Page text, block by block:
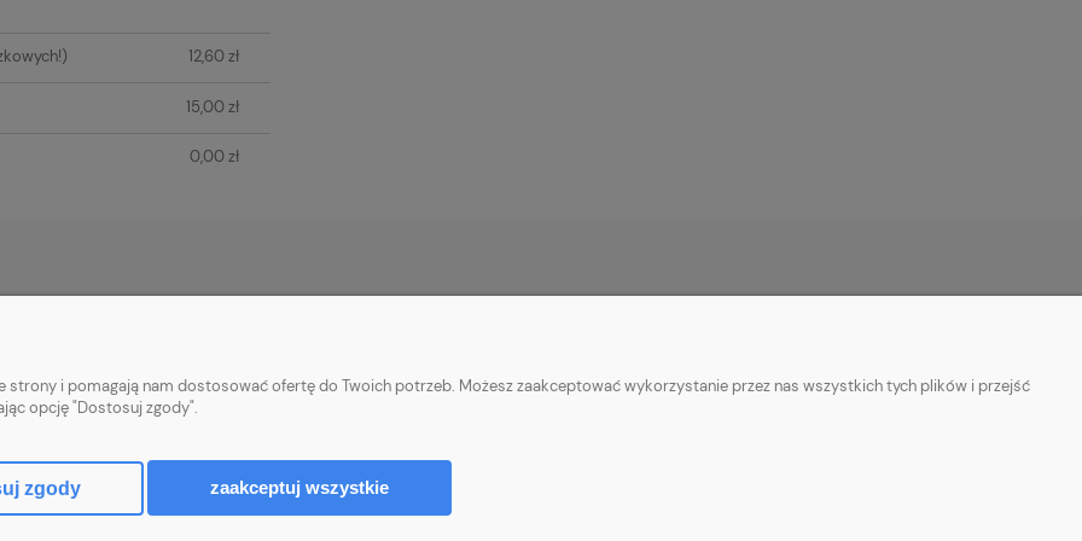
12,60 zł
15,00 zł
0,00 zł
Wysyłka i koszty dostawy
Polityka prywatności
Facebook
strony i pomagają nam dostosować ofertę do Twoich potrzeb. Możesz zaakceptować wykorzystanie przez nas wszystkich tych plików i przejść
opcję "Dostosuj zgody".
zgody zaakceptuj wszystkie